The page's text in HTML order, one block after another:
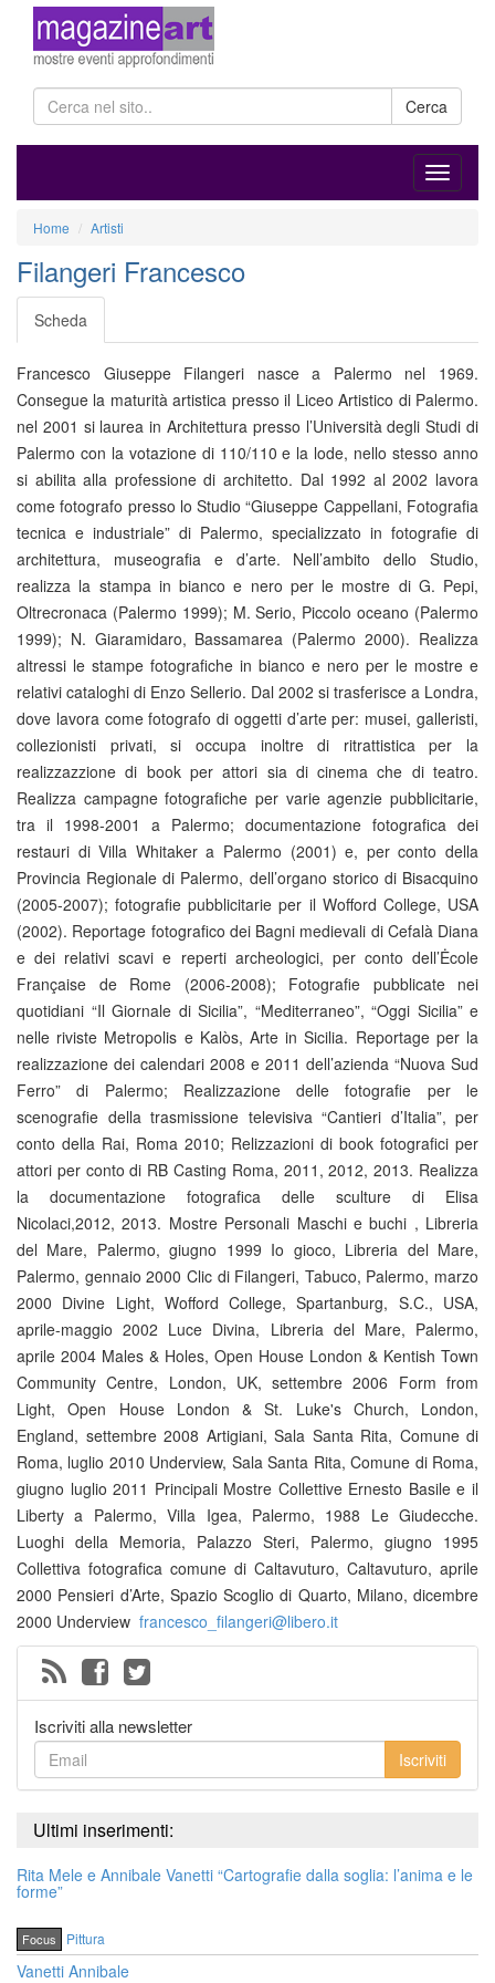
Cerca
Home Artisti
Filangeri Francesco
Scheda
Francesco Giuseppe Filangeri nasce a Palermo nel 1969.
Consegue la maturità artistica presso il Liceo Artistico di Palermo.
nel 2001 si laurea in Architettura presso l’Università degli Studi di
Palermo con la votazione di 110/110 e la lode, nello stesso anno
si abilita alla professione di architetto. Dal 1992 al 2002 lavora
come fotografo presso lo Studio “Giuseppe Cappellani, Fotografia
tecnica e industriale” di Palermo, specializzato in fotografie di
architettura, museografia e d’arte. Nell’ambito dello Studio,
realizza la stampa in bianco e nero per le mostre di G. Pepi,
Oltrecronaca (Palermo 1999); M. Serio, Piccolo oceano (Palermo
1999); N. Giaramidaro, Bassamarea (Palermo 2000). Realizza
altressi le stampe fotografiche in bianco e nero per le mostre e
relativi cataloghi di Enzo Sellerio. Dal 2002 si trasferisce a Londra,
dove lavora come fotografo di oggetti d’arte per: musei, galleristi,
collezionisti privati, si occupa inoltre di ritrattistica per la
realizzazzione di book per attori sia di cinema che di teatro.
Realizza campagne fotografiche per varie agenzie pubblicitarie,
tra il 1998-2001 a Palermo; documentazione fotografica dei
restauri di Villa Whitaker a Palermo (2001) e, per conto della
Provincia Regionale di Palermo, dell’organo storico di Bisacquino
(2005-2007); fotografie pubblicitarie per il Wofford College, USA
(2002). Reportage fotografico dei Bagni medievali di Cefalà Diana
e dei relativi scavi e reperti archeologici, per conto dell’Ėcole
Française de Rome (2006-2008); Fotografie pubblicate nei
quotidiani “Il Giornale di Sicilia”, “Mediterraneo”, “Oggi Sicilia” e
nelle riviste Metropolis e Kalòs, Arte in Sicilia. Reportage per la
realizzazione dei calendari 2008 e 2011 dell’azienda “Nuova Sud
Ferro” di Palermo; Realizzazione delle fotografie per le
scenografie della trasmissione televisiva “Cantieri d’Italia”, per
conto della Rai, Roma 2010; Relizzazioni di book fotografici per
attori per conto di RB Casting Roma, 2011, 2012, 2013. Realizza
la documentazione fotografica delle sculture di Elisa
Nicolaci,2012, 2013. Mostre Personali Maschi e buchi , Libreria
del Mare, Palermo, giugno 1999 Io gioco, Libreria del Mare,
Palermo, gennaio 2000 Clic di Filangeri, Tabuco, Palermo, marzo
2000 Divine Light, Wofford College, Spartanburg, S.C., USA,
aprile-maggio 2002 Luce Divina, Libreria del Mare, Palermo,
aprile 2004 Males & Holes, Open House London & Kentish Town
Community Centre, London, UK, settembre 2006 Form from
Light, Open House London & St. Luke's Church, London,
England, settembre 2008 Artigiani, Sala Santa Rita, Comune di
Roma, luglio 2010 Underview, Sala Santa Rita, Comune di Roma,
giugno luglio 2011 Principali Mostre Collettive Ernesto Basile e il
Liberty a Palermo, Villa Igea, Palermo, 1988 Le Giudecche.
Luoghi della Memoria, Palazzo Steri, Palermo, giugno 1995
Collettiva fotografica comune di Caltavuturo, Caltavuturo, aprile
2000 Pensieri d’Arte, Spazio Scoglio di Quarto, Milano, dicembre
2000 Underview francesco_filangeri@libero.it
Iscriviti alla newsletter
Iscriviti
Ultimi inserimenti:
Rita Mele e Annibale Vanetti “Cartografie dalla soglia: l’anima e le
forme”
Focus Pittura
Vanetti Annibale